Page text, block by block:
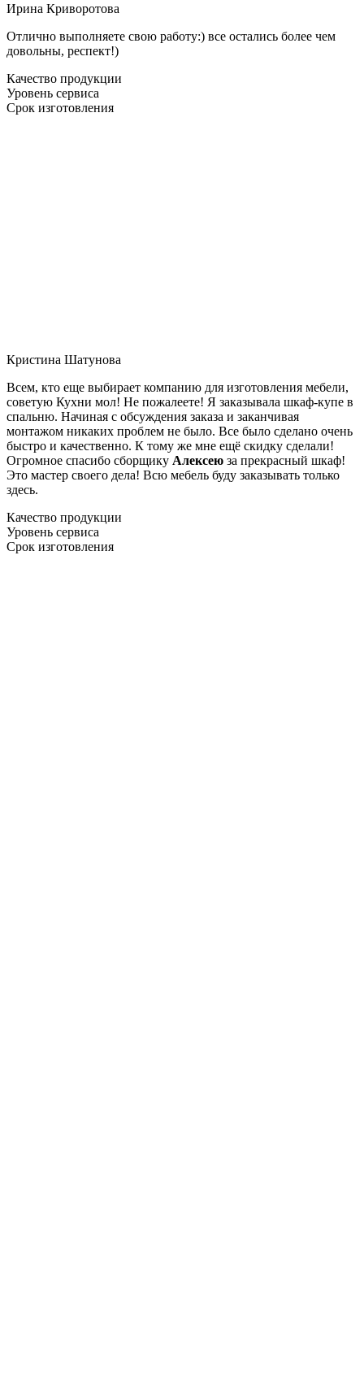
Ирина Криворотова
Отлично выполняете свою работу:) все остались более чем
довольны, респект!)
Качество продукции
Уровень сервиса
Срок изготовления
Кристина Шатунова
Всем, кто еще выбирает компанию для изготовления мебели,
советую Кухни мол! Не пожалеете! Я заказывала шкаф-купе в
спальню. Начиная с обсуждения заказа и заканчивая
монтажом никаких проблем не было. Все было сделано очень
быстро и качественно. К тому же мне ещё скидку сделали!
Огромное спасибо сборщику Алексею за прекрасный шкаф!
Это мастер своего дела! Всю мебель буду заказывать только
здесь.
Качество продукции
Уровень сервиса
Срок изготовления